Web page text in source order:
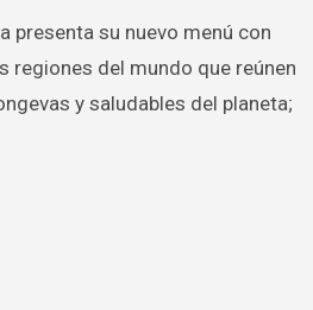
presenta su nuevo menú con
regiones del mundo que reúnen
y saludables del planeta;